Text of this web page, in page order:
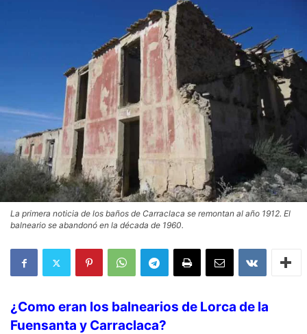
La primera noticia de los baños de Carraclaca se remontan al año 1912. El
balneario se abandonó en la década de 1960.
¿Como eran los balnearios de Lorca de la
Fuensanta y Carraclaca?